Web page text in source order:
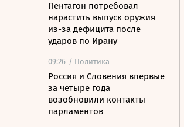
Пентагон потребовал
нарастить выпуск оружия
из-за дефицита после
ударов по Ирану
09:26 / Политика
Россия и Словения впервые
за четыре года
возобновили контакты
парламентов